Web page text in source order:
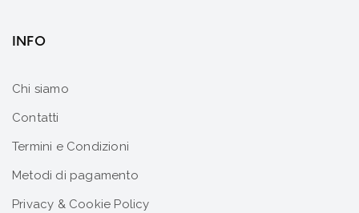
INFO
Chi siamo
Contatti
Termini e Condizioni
Metodi di pagamento
Privacy & Cookie Policy